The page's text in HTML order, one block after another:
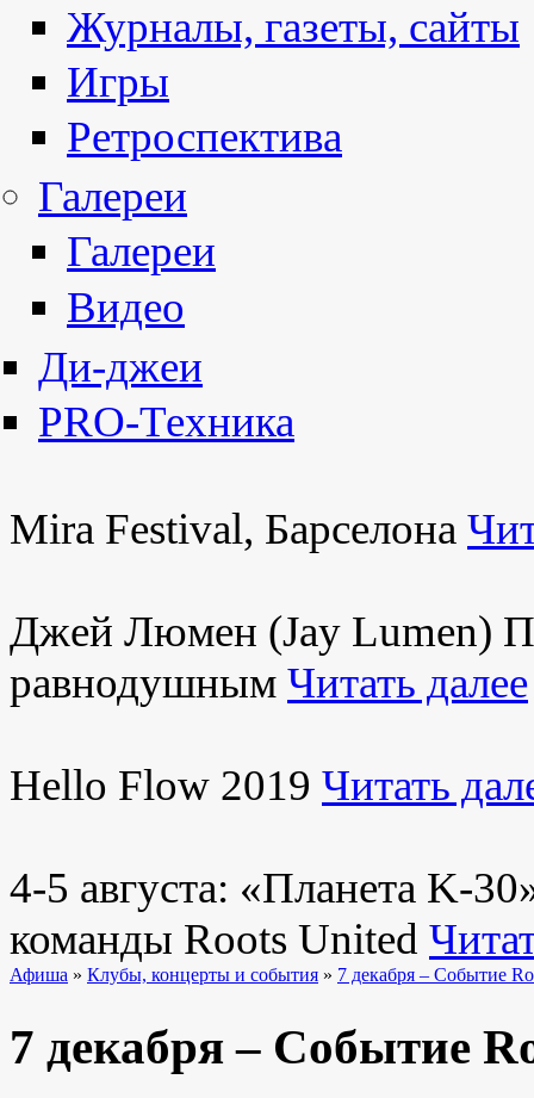
Журналы, газеты, сайты
Игры
Ретроспектива
Галереи
Галереи
Видео
Ди-джеи
PRO-Техника
Mira Festival, Барселона
Джей Люмен (Jay Lumen)
равнодушным Читать далее
Hello Flow 2019 Читать
4-5 августа: «Планета K-
команды Roots United
Афиша » Клубы, концерты и события » 7 декабря – Событие
7 декабря – Событие